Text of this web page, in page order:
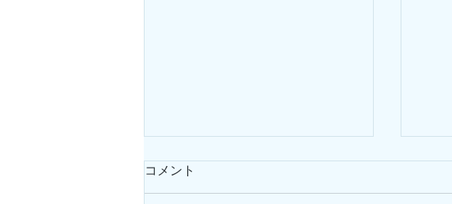
コメント